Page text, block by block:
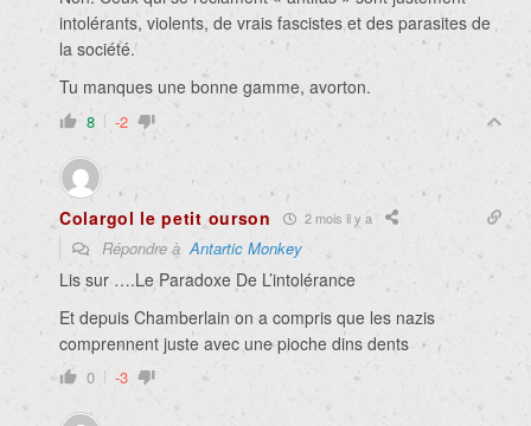
intolérants, violents, de vrais fascistes et des parasites de
la société.
Tu manques une bonne gamme, avorton.
8 -2
Colargol le petit ourson 2 mois il y a
Répondre àAntartic Monkey
Lis sur ….Le Paradoxe De L’intolérance
Et depuis Chamberlain on a compris que les nazis
comprennent juste avec une pioche dins dents
0 -3